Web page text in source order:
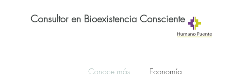
Consultor en Bioexistencia Consciente
Conoce más Economía